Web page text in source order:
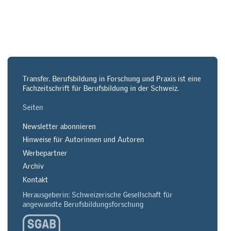
Transfer. Berufsbildung in Forschung und Praxis ist eine
Fachzeitschrift für Berufsbildung in der Schweiz.
Seiten
Newsletter abonnieren
Hinweise für Autorinnen und Autoren
Werbepartner
Archiv
Kontakt
Herausgeberin: Schweizerische Gesellschaft für
angewandte Berufsbildungsforschung